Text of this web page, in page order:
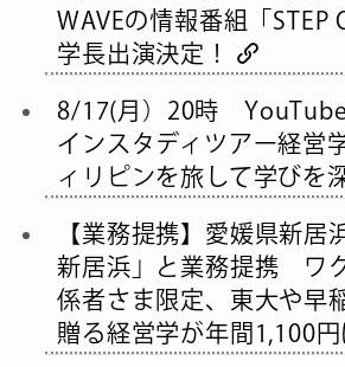
WAVEの情報番組「STEP
学長出演決定！
8/17(月）20時
インスタディツアー経営
ィリピンを旅して学びを
【業務提携】愛媛県新居
新居浜」と業務提携 ワ
係者さま限定、東大や早
贈る経営学が年間1,100円